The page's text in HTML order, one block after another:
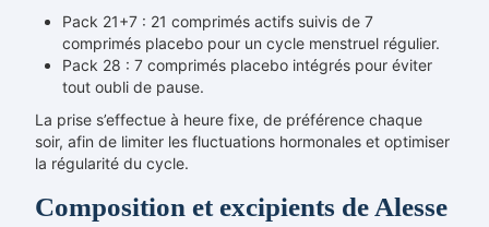
Pack 21+7 : 21 comprimés actifs suivis de 7
comprimés placebo pour un cycle menstruel régulier.
Pack 28 : 7 comprimés placebo intégrés pour éviter
tout oubli de pause.
La prise s’effectue à heure fixe, de préférence chaque
soir, afin de limiter les fluctuations hormonales et optimiser
la régularité du cycle.
Composition et excipients de Alesse